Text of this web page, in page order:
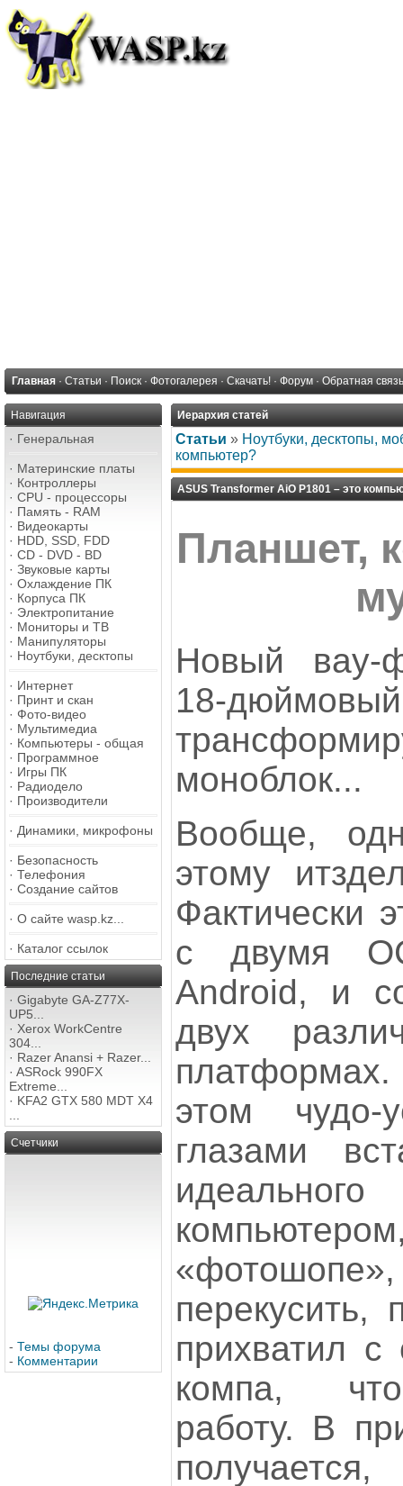
Главная · Статьи · Поиск · Фотогалерея · Скачать! · Форум · Обратная связь
Навигация
· Генеральная
· Материнские платы
· Контроллеры
· CPU - процессоры
· Память - RAM
· Видеокарты
· HDD, SSD, FDD
· CD - DVD - BD
· Звуковые карты
· Охлаждение ПК
· Корпуса ПК
· Электропитание
· Мониторы и ТВ
· Манипуляторы
· Ноутбуки, десктопы
· Интернет
· Принт и скан
· Фото-видео
· Мультимедиа
· Компьютеры - общая
· Программное
· Игры ПК
· Радиодело
· Производители
· Динамики, микрофоны
· Безопасность
· Телефония
· Создание сайтов
· О сайте wasp.kz...
· Каталог ссылок
Последние статьи
· Gigabyte GA-Z77X-
UP5...
· Xerox WorkCentre
304...
· Razer Anansi + Razer...
· ASRock 990FX
Extreme...
· KFA2 GTX 580 MDT X4
Счетчики
- Темы форума
- Комментарии
Иерархия статей
Статьи » Ноутбуки, десктопы,
компьютер?
ASUS Transformer AiO P1801 – это
Планшет,
Новый вау-
18-
моноблок...
Вообще,
этому
Фактически
с двумя
Android, и
двух
этом чудо-
глазами
прихватил с
компа,
работу. В